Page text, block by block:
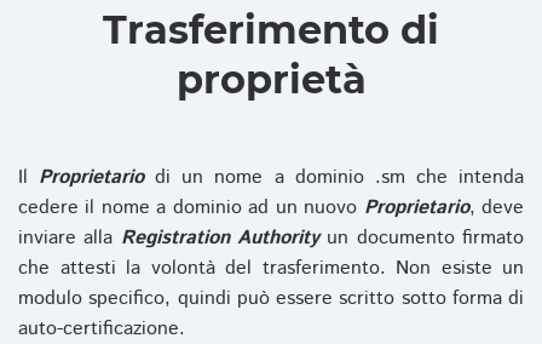
Trasferimento di
proprietà
Il Proprietariodi un nome a dominio .sm che intenda
cedere il nome a dominio ad un nuovo Proprietario, deve
inviare alla Registration Authorityun documento firmato
che attesti la volontà del trasferimento. Non esiste un
modulo specifico, quindi può essere scritto sotto forma di
auto-certificazione.